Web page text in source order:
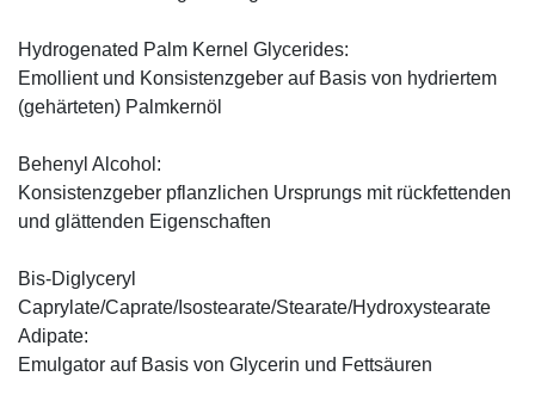
Hydrogenated Palm Kernel Glycerides:
Emollient und Konsistenzgeber auf Basis von hydriertem
(gehärteten) Palmkernöl
Behenyl Alcohol:
Konsistenzgeber pflanzlichen Ursprungs mit rückfettenden
und glättenden Eigenschaften
Bis-Diglyceryl
Caprylate/Caprate/Isostearate/Stearate/Hydroxystearate
Adipate:
Emulgator auf Basis von Glycerin und Fettsäuren